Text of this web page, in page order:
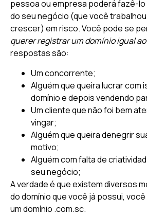
pessoa ou empresa poderá fazê-
do seu negócio (que você
crescer) em risco. Você pode se
querer registrar um domínio igual
respostas são:
Um concorrente;
Alguém que queira lucrar com
domínio e depois vendendo
Um cliente que não foi bem
vingar;
Alguém que queira denegrir
motivo;
Alguém com falta de
seu negócio;
A verdade é que existem diversos
do domínio que você já possui,
um domínio .com.sc.